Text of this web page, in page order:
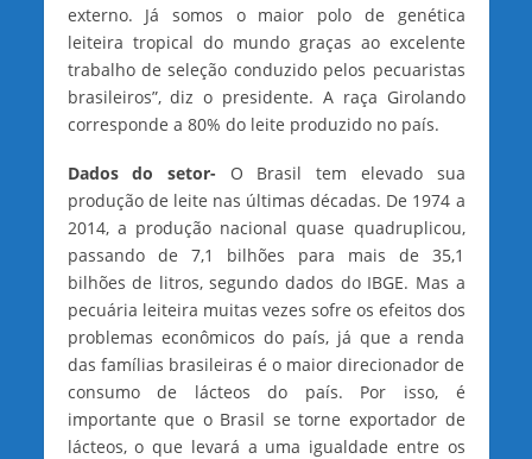
externo. Já somos o maior polo de genética
leiteira tropical do mundo graças ao excelente
trabalho de seleção conduzido pelos pecuaristas
brasileiros”, diz o presidente. A raça Girolando
corresponde a 80% do leite produzido no país.
Dados do setor- O Brasil tem elevado sua
produção de leite nas últimas décadas. De 1974 a
2014, a produção nacional quase quadruplicou,
passando de 7,1 bilhões para mais de 35,1
bilhões de litros, segundo dados do IBGE. Mas a
pecuária leiteira muitas vezes sofre os efeitos dos
problemas econômicos do país, já que a renda
das famílias brasileiras é o maior direcionador de
consumo de lácteos do país. Por isso, é
importante que o Brasil se torne exportador de
lácteos, o que levará a uma igualdade entre os